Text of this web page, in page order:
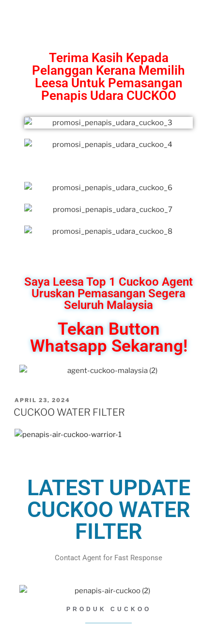
Terima Kasih Kepada
Pelanggan Kerana Memilih
Leesa Untuk Pemasangan
Penapis Udara CUCKOO
Saya Leesa Top 1 Cuckoo Agent
Uruskan Pemasangan Segera
Seluruh Malaysia
Tekan Button
Whatsapp Sekarang!
APRIL 23, 2024
CUCKOO WATER FILTER
LATEST UPDATE
CUCKOO WATER
FILTER
Contact Agent for Fast Response
PRODUK CUCKOO